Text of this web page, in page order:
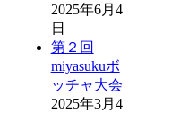
2025年6月4
日
第２回
miyasukuボ
ッチャ大会
2025年3月4